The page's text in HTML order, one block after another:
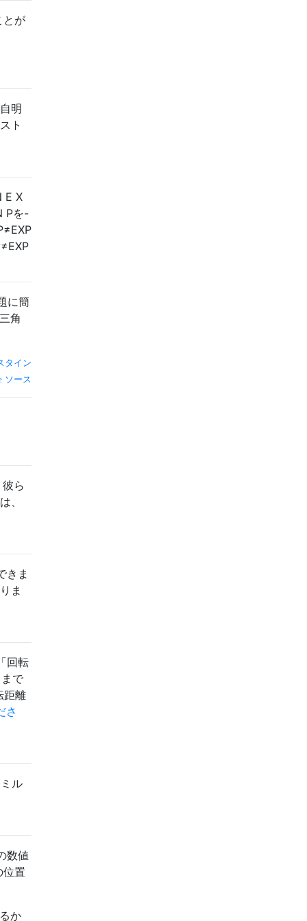
とが
明
ト
E X
Pを-
≠EXP
≠EXP
に簡
角
タイン
ソース
ら
、
きま
ま
回転
で
距離
さ
ル
数値
位置
か